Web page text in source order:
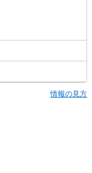
情報の見方